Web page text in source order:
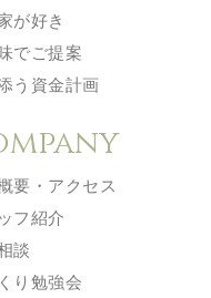
が好き
でご提案
う資金計画
要・アクセス
フ紹介
談
り勉強会